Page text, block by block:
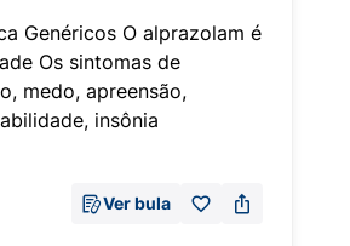
Genéricos O alprazolam é
Os sintomas de
medo, apreensão,
insônia
Ver bula